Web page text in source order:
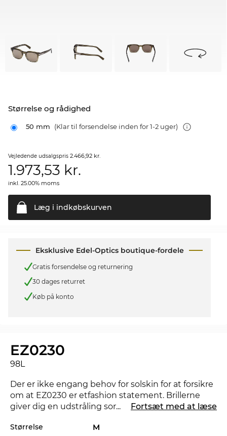
Størrelse og rådighed
50 mm (Klar til forsendelse inden for 1-2 uger)
Vejledende udsalgspris 2.466,92 kr.
1.973,53 kr.
inkl. 25.00% moms
Læg i indkøbskurven
Eksklusive Edel-Optics boutique-fordele
Gratis forsendelse og returnering
30 dages returret
Køb på konto
EZ0230
98L
Der er ikke engang behov for solskin for at forsikre
om at EZ0230 er etfashion statement. Brillerne
giver dig en udstråling som kan gøre at nat bliver
... Fortsæt med at læse
Størrelse M